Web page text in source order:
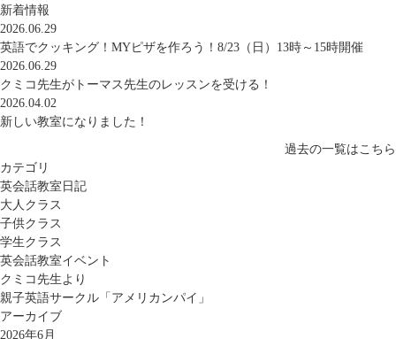
新着情報
2026.06.29
英語でクッキング！MYピザを作ろう！8/23（日）13時～15時開催
2026.06.29
クミコ先生がトーマス先生のレッスンを受ける！
2026.04.02
新しい教室になりました！
過去の一覧はこちら
カテゴリ
英会話教室日記
大人クラス
子供クラス
学生クラス
英会話教室イベント
クミコ先生より
親子英語サークル「アメリカンパイ」
アーカイブ
2026年6月